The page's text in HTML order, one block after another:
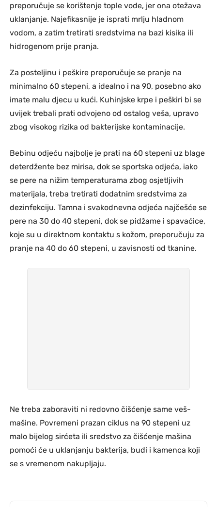
preporučuje se korištenje tople vode, jer ona otežava
uklanjanje. Najefikasnije je isprati mrlju hladnom
vodom, a zatim tretirati sredstvima na bazi kisika ili
hidrogenom prije pranja.
Za posteljinu i peškire preporučuje se pranje na
minimalno 60 stepeni, a idealno i na 90, posebno ako
imate malu djecu u kući. Kuhinjske krpe i peškiri bi se
uvijek trebali prati odvojeno od ostalog veša, upravo
zbog visokog rizika od bakterijske kontaminacije.
Bebinu odjeću najbolje je prati na 60 stepeni uz blage
deterdžente bez mirisa, dok se sportska odjeća, iako
se pere na nižim temperaturama zbog osjetljivih
materijala, treba tretirati dodatnim sredstvima za
dezinfekciju. Tamna i svakodnevna odjeća najčešće se
pere na 30 do 40 stepeni, dok se pidžame i spavaćice,
koje su u direktnom kontaktu s kožom, preporučuju za
pranje na 40 do 60 stepeni, u zavisnosti od tkanine.
Ne treba zaboraviti ni redovno čišćenje same veš-
mašine. Povremeni prazan ciklus na 90 stepeni uz
malo bijelog sirćeta ili sredstvo za čišćenje mašina
pomoći će u uklanjanju bakterija, buđi i kamenca koji
se s vremenom nakupljaju.